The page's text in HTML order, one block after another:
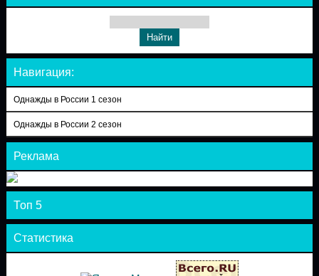
Навигация:
Однажды в России 1 сезон
Однажды в России 2 сезон
Реклама
Топ 5
Статистика